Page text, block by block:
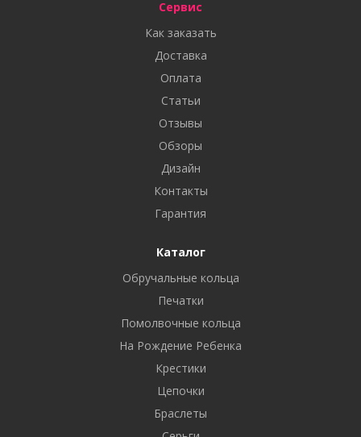
Сервис
Как заказать
Доставка
Оплата
Статьи
Отзывы
Обзоры
Дизайн
Контакты
Гарантия
Каталог
Обручальные кольца
Печатки
Помолвочные кольца
На Рождение Ребенка
Крестики
Цепочки
Браслеты